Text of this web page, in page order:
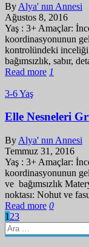
By Alya' nın Annesi
Ağustos 8, 2016
Yaş : 3+ Amaçlar:
koordinasyonunun
kontrolündeki inceliği
bağımsızlık, sabır,
Read more 1
3-6 Yaş
Elle Nesneleri
By Alya' nın Annesi
Temmuz 31, 2016
Yaş : 3+ Amaçlar:
koordinasyonunun
ve bağımsızlık
noktası: Nohut ve
Read more 0
1 23
Arama: